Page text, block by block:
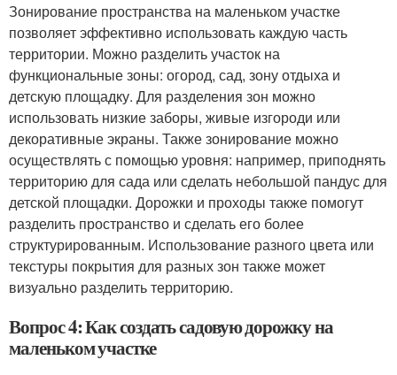
Зонирование пространства на маленьком участке
позволяет эффективно использовать каждую часть
территории. Можно разделить участок на
функциональные зоны: огород, сад, зону отдыха и
детскую площадку. Для разделения зон можно
использовать низкие заборы, живые изгороди или
декоративные экраны. Также зонирование можно
осуществлять с помощью уровня: например, приподнять
территорию для сада или сделать небольшой пандус для
детской площадки. Дорожки и проходы также помогут
разделить пространство и сделать его более
структурированным. Использование разного цвета или
текстуры покрытия для разных зон также может
визуально разделить территорию.
Вопрос 4: Как создать садовую дорожку на
маленьком участке